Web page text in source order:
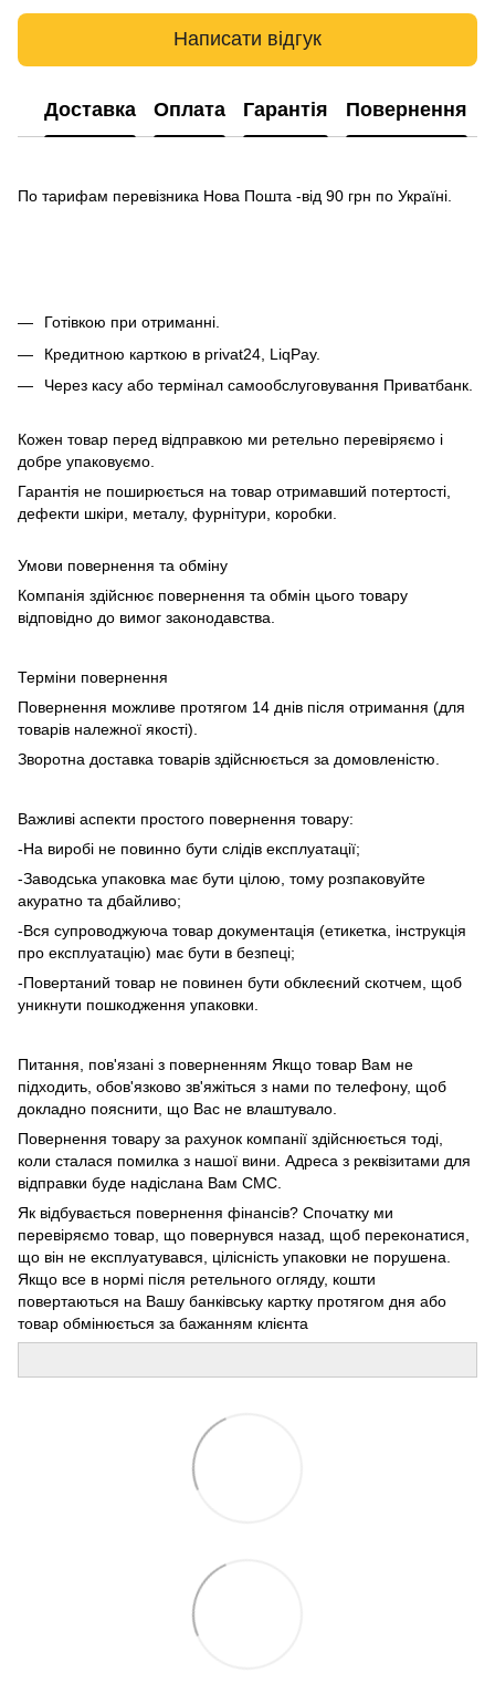
Написати відгук
Доставка Оплата Гарантія Повернення
По тарифам перевізника Нова Пошта -від 90 грн по Україні.
Готівкою при отриманні.
Кредитною карткою в privat24, LiqPay.
Через касу або термінал самообслуговування Приватбанк.
Кожен товар перед відправкою ми ретельно перевіряємо і
добре упаковуємо.
Гарантія не поширюється на товар отримавший потертості,
дефекти шкіри, металу, фурнітури, коробки.
Умови повернення та обміну
Компанія здійснює повернення та обмін цього товару
відповідно до вимог законодавства.
Терміни повернення
Повернення можливе протягом 14 днів після отримання (для
товарів належної якості).
Зворотна доставка товарів здійснюється за домовленістю.
Важливі аспекти простого повернення товару:
-На виробі не повинно бути слідів експлуатації;
-Заводська упаковка має бути цілою, тому розпаковуйте
акуратно та дбайливо;
-Вся супроводжуюча товар документація (етикетка, інструкція
про експлуатацію) має бути в безпеці;
-Повертаний товар не повинен бути обклеєний скотчем, щоб
уникнути пошкодження упаковки.
Питання, пов'язані з поверненням Якщо товар Вам не
підходить, обов'язково зв'яжіться з нами по телефону, щоб
докладно пояснити, що Вас не влаштувало.
Повернення товару за рахунок компанії здійснюється тоді,
коли сталася помилка з нашої вини. Адреса з реквізитами для
відправки буде надіслана Вам СМС.
Як відбувається повернення фінансів? Спочатку ми
перевіряємо товар, що повернувся назад, щоб переконатися,
що він не експлуатувався, цілісність упаковки не порушена.
Якщо все в нормі після ретельного огляду, кошти
повертаються на Вашу банківську картку протягом дня або
товар обмінюється за бажанням клієнта